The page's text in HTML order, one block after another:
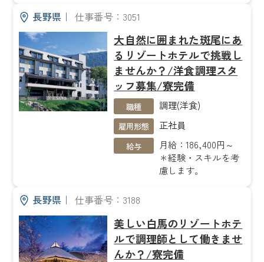
長野県｜ 仕事番号：3051
大自然に囲まれた斑尾にあ
るリゾートホテルで挑戦し
ませんか？/洋食調理スタ
ッフ募集/寮完備
職種 調理(洋食)
雇用形態 正社員
給与
月給：186,400円～
＊経験・スキルを考
慮します。
長野県｜ 仕事番号：3188
美しい白馬のリゾートホテ
ルで調理師として働きませ
んか？/寮完備